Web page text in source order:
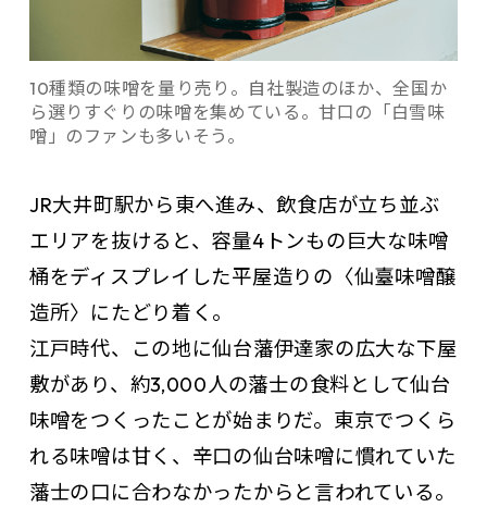
10種類の味噌を量り売り。自社製造のほか、全国か
ら選りすぐりの味噌を集めている。甘口の「白雪味
噌」のファンも多いそう。
JR大井町駅から東へ進み、飲食店が立ち並ぶ
エリアを抜けると、容量4トンもの巨大な味噌
桶をディスプレイした平屋造りの〈仙臺味噌醸
造所〉にたどり着く。
江戸時代、この地に仙台藩伊達家の広大な下屋
敷があり、約3,000人の藩士の食料として仙台
味噌をつくったことが始まりだ。東京でつくら
れる味噌は甘く、辛口の仙台味噌に慣れていた
藩士の口に合わなかったからと言われている。